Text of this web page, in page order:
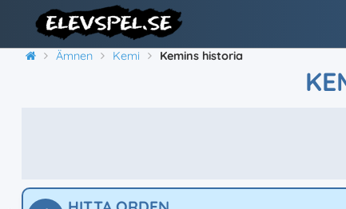
Ämnen Kemi Kemins historia